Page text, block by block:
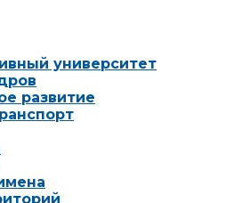
университет
развитие